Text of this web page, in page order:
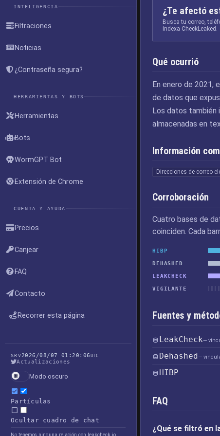
INTELIGENCIA
Filtraciones
Noticias
¿Contraseña segura?
HERRAMIENTAS Y BOTS
Herramientas
Bots
WormGPT Bot
Extensión de Chrome
CUENTA Y AYUDA
Precios
Canjear
FAQ
Contacto
Recorrer esta página
SRV2026/08/07 01:20:06UTC
Actualizaciones
Modo oscuro
Partículas
Ocultar cuadro de chat
¿Te afectó
Busca tu correo,
indexa CheckLeaked.
Qué ocurrió
En enero de 2021,
de datos que
Los datos también
almacenadas en
Información
Direcciones de correo
Corroboración
Cuatro bases de
coinciden. Cada
HIBP
DEHASHED
LEAKCHECK
VIGILANTE
Fuentes y
LeakCheck—
Dehashed—
HIBP
FAQ
¿Qué se filtró en